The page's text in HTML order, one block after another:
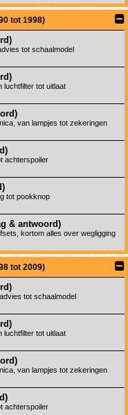
tot 1998)
tot schaalmodel
luchtfilter tot uitlaat
van lampjes tot zekeringen
achterspoiler
tot pookknop
& antwoord)
kortom alles over wegligging
tot 2009)
tot schaalmodel
luchtfilter tot uitlaat
van lampjes tot zekeringen
achterspoiler